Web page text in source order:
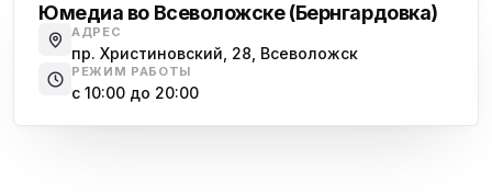
Юмедиа во Всеволожске (Бернгардовка)
АДРЕС
пр. Христиновский, 28, Всеволожск
РЕЖИМ РАБОТЫ
с 10:00 до 20:00